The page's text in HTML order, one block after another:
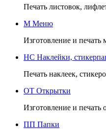
Печать листовок,
М Меню
Изготовление и печать
НС Наклейки,
Печать наклеек,
ОТ Открытки
Изготовление и печать
ПП Папки